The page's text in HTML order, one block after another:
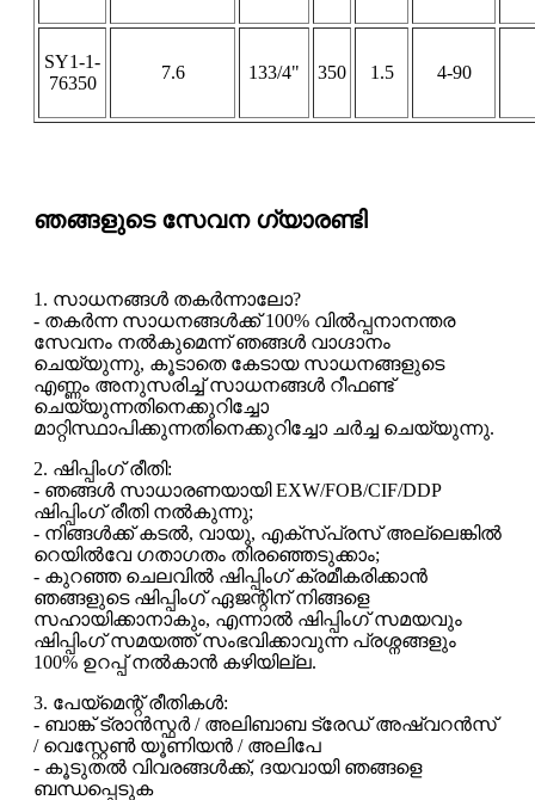
SY1-1-
76350
7.6 133/4" 350 1.5 4-90
ഞങ്ങളുടെ സേവന ഗ്യാരണ്ടി
1. സാധനങ്ങൾ തകർന്നാലോ?
- തകർന്ന സാധനങ്ങൾക്ക് 100% വിൽപ്പനാനന്തര
സേവനം നൽകുമെന്ന് ഞങ്ങൾ വാഗ്ദാനം
ചെയ്യുന്നു, കൂടാതെ കേടായ സാധനങ്ങളുടെ
എണ്ണം അനുസരിച്ച് സാധനങ്ങൾ റീഫണ്ട്
ചെയ്യുന്നതിനെക്കുറിച്ചോ
മാറ്റിസ്ഥാപിക്കുന്നതിനെക്കുറിച്ചോ ചർച്ച ചെയ്യുന്നു.
2. ഷിപ്പിംഗ് രീതി:
- ഞങ്ങൾ സാധാരണയായി EXW/FOB/CIF/DDP
ഷിപ്പിംഗ് രീതി നൽകുന്നു;
- നിങ്ങൾക്ക് കടൽ, വായു, എക്സ്പ്രസ് അല്ലെങ്കിൽ
റെയിൽവേ ഗതാഗതം തിരഞ്ഞെടുക്കാം;
- കുറഞ്ഞ ചെലവിൽ ഷിപ്പിംഗ് ക്രമീകരിക്കാൻ
ഞങ്ങളുടെ ഷിപ്പിംഗ് ഏജന്റിന് നിങ്ങളെ
സഹായിക്കാനാകും, എന്നാൽ ഷിപ്പിംഗ് സമയവും
ഷിപ്പിംഗ് സമയത്ത് സംഭവിക്കാവുന്ന പ്രശ്നങ്ങളും
100% ഉറപ്പ് നൽകാൻ കഴിയില്ല.
3. പേയ്‌മെന്റ് രീതികൾ:
- ബാങ്ക് ട്രാൻസ്ഫർ / അലിബാബ ട്രേഡ് അഷ്വറൻസ്
/ വെസ്റ്റേൺ യൂണിയൻ / അലിപേ
- കൂടുതൽ വിവരങ്ങൾക്ക്, ദയവായി ഞങ്ങളെ
ബന്ധപ്പെടുക